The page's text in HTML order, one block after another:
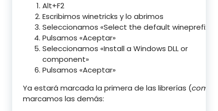
Alt+F2
Escribimos winetricks y lo abrimos
Seleccionamos «Select the default wineprefix»
Pulsamos «Aceptar»
Seleccionamos «Install a Windows DLL or
component»
Pulsamos «Aceptar»
Ya estará marcada la primera de las librerías (
marcamos las demás: